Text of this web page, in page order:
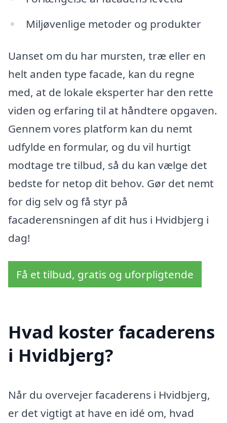
Miljøvenlige metoder og produkter
Uanset om du har mursten, træ eller en
helt anden type facade, kan du regne
med, at de lokale eksperter har den rette
viden og erfaring til at håndtere opgaven.
Gennem vores platform kan du nemt
udfylde en formular, og du vil hurtigt
modtage tre tilbud, så du kan vælge det
bedste for netop dit behov. Gør det nemt
for dig selv og få styr på
facaderensningen af dit hus i Hvidbjerg i
dag!
Få et tilbud, gratis og uforpligtende
Hvad koster facaderens
i Hvidbjerg?
Når du overvejer facaderens i Hvidbjerg,
er det vigtigt at have en idé om, hvad